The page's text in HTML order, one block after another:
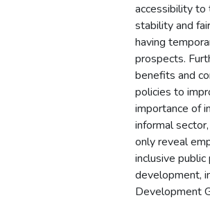
accessibility to
stability and
having
prospects.
benefits and
policies to
importance of
informal
only reveal
inclusive
development,
Development